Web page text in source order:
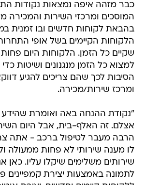
כבר מזהה איפה נמצאות נקודות
המוסכים ומרכזי השירות והמכירה
בהבאת לקוחות חדשים ובו זמנית
הלקוחות הקיימים בשל אופי
שקיים כל הזמן. הלקוחות היום פחות
למצוא כל הזמן מנגנונים ושיטות
הסיבות לכך שהם צריכים להגיע
ומרכז שירות/מכירה.
"נקודת ההנחה באה ואומרת שהידע
אצלם. זה האלף-בית, אבל היום
הרבה מעבר לטיפול ברכב - אתה
לו מענה שירותי לא פחות ממעולה
שירותים משלימים שיקלו עליו. כאן
לתמונה באמצעות יצירת קמפיינים